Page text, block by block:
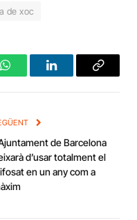
de xoc
WhatsAppLinkedInCopy
de Barcelona
d’usar totalment el
en un any com a